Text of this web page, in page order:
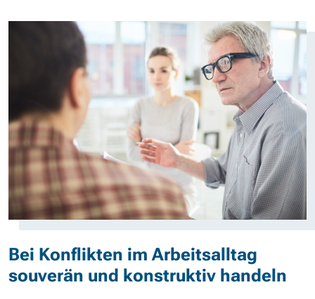
Bei Konflikten im Arbeitsalltag
souverän und konstruktiv handeln